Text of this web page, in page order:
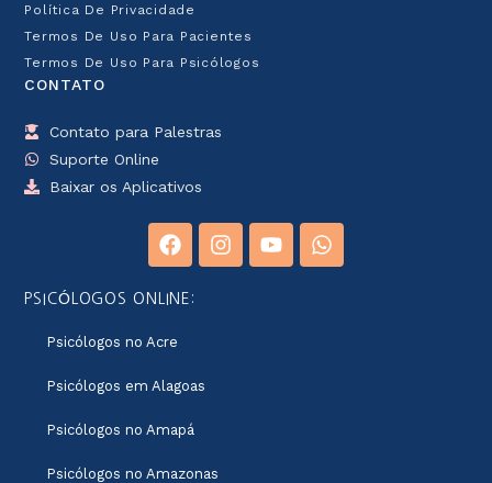
Política De Privacidade
Termos De Uso Para Pacientes
Termos De Uso Para Psicólogos
CONTATO
Contato para Palestras
Suporte Online
Baixar os Aplicativos
PSICÓLOGOS ONLINE:
Psicólogos no Acre
Psicólogos em Alagoas
Psicólogos no Amapá
Psicólogos no Amazonas